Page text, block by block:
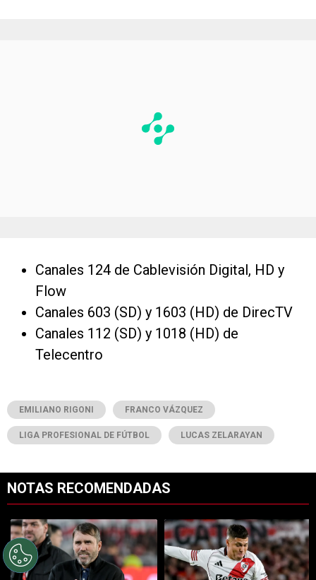
Canales 124 de Cablevisión Digital, HD y
Flow
Canales 603 (SD) y 1603 (HD) de DirecTV
Canales 112 (SD) y 1018 (HD) de
Telecentro
EMILIANO RIGONI FRANCO VÁZQUEZ
LIGA PROFESIONAL DE FÚTBOL LUCAS ZELARAYAN
NOTAS RECOMENDADAS
Un artículo de tendencia con el título "River se juega el todo por el
Un artículo de tendencia con el